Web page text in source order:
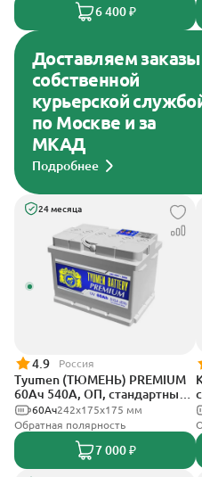
6 400 ₽
Доставляем заказы
собственной
курьерской
по Москве и за
МКАД
Подробнее
24 месяца
4.9 Россия
Tyumen (ТЮМЕНЬ) PREMIUM
60Ач 540А, ОП, стандартные
клеммы242х175х175 мм
60Ач
Обратная полярность
7 000 ₽